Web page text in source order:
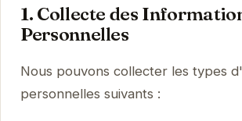
1. Collecte des
Personnelles
Nous pouvons collecter les types
personnelles suivants :